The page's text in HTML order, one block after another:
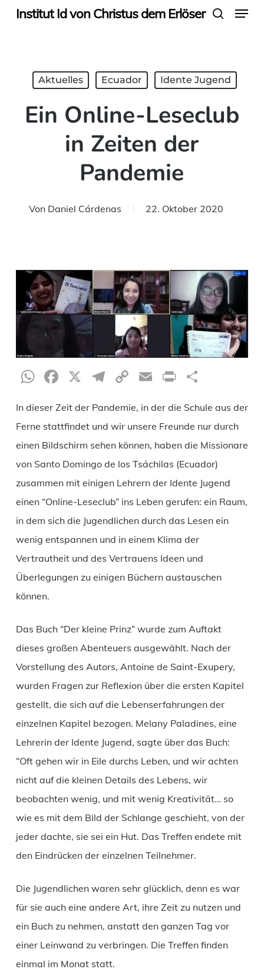
SkipInstitut Id von Christus dem Erlöser Menu
Aktuelles Ecuador Idente Jugend
Ein Online-Leseclub
in Zeiten der
Pandemie
Von Daniel Cárdenas 22. Oktober 2020
WhatsApp
Facebook
X Telegram
CopyEmailPrint
In dieser Zeit der Pandemie, in der die Schule aus der
Ferne stattfindet und wir unsere Freunde nur durch
einen Bildschirm sehen können, haben die Missionare
von Santo Domingo de los Tsáchilas (Ecuador)
zusammen mit einigen Lehrern der Idente Jugend
einen “Online-Leseclub” ins Leben gerufen: ein Raum,
in dem sich die Jugendlichen durch das Lesen ein
wenig entspannen und in einem Klima der
Vertrautheit und des Vertrauens Ideen und
Überlegungen zu einigen Büchern austauschen
können.
Das Buch “Der kleine Prinz” wurde zum Auftakt
dieses großen Abenteuers ausgewählt. Nach der
Vorstellung des Autors, Antoine de Saint-Exupery,
wurden Fragen zur Reflexion über die ersten Kapitel
gestellt, die sich auf die Lebenserfahrungen der
einzelnen Kapitel bezogen. Melany Paladines, eine
Lehrerin der Idente Jugend, sagte über das Buch:
“Oft gehen wir in Eile durchs Leben, und wir achten
nicht auf die kleinen Details des Lebens, wir
beobachten wenig, und mit wenig Kreativität… so
wie es mit dem Bild der Schlange geschieht, von der
jeder dachte, sie sei ein Hut. Das Treffen endete mit
den Eindrücken der einzelnen Teilnehmer.
Die Jugendlichen waren sehr glücklich, denn es war
für sie auch eine andere Art, ihre Zeit zu nutzen und
ein Buch zu nehmen, anstatt den ganzen Tag vor
einer Leinwand zu verbringen. Die Treffen finden
einmal im Monat statt.